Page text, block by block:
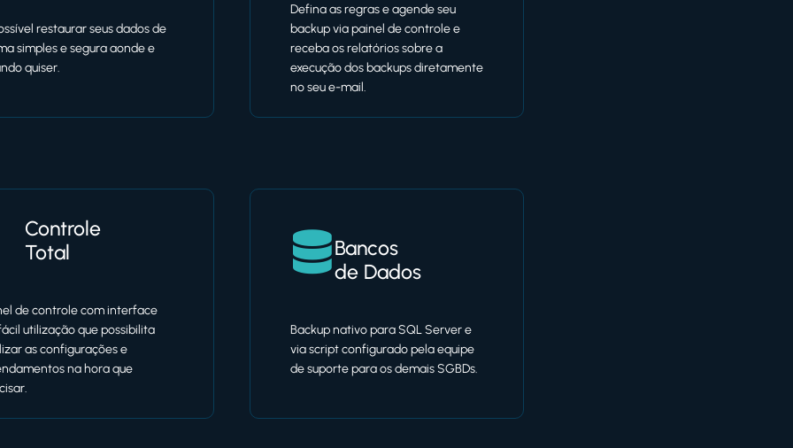
restaurar seus dados de
simples e segura aonde e
quiser.
Defina as regras e agende seu
backup via painel de controle e
receba os relatórios sobre a
execução dos backups diretamente
no seu e-mail.
Controle
Total
de controle com interface
utilização que possibilita
as configurações e
na hora que
Bancos
de Dados
Backup nativo para SQL Server e
via script configurado pela equipe
de suporte para os demais SGBDs.